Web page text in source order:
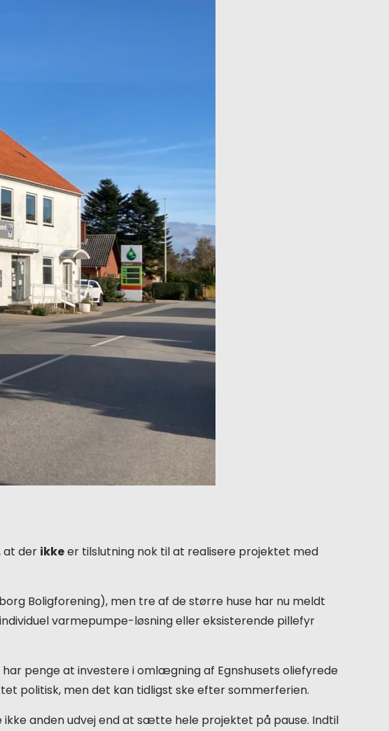
at der ikkeer tilslutning nok til at realisere projektet med
Boligforening), men tre af de større huse har nu meldt
varmepumpe-løsning eller eksisterende pillefyr
penge at investere i omlægning af Egnshusets oliefyrede
politisk, men det kan tidligst ske efter sommerferien.
anden udvej end at sætte hele projektet på pause. Indtil